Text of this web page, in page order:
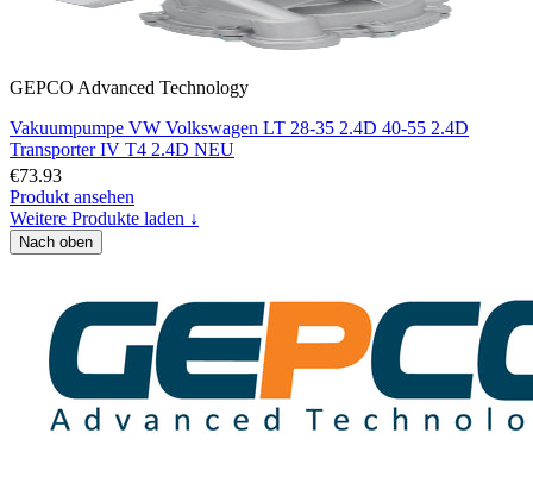
GEPCO Advanced Technology
Vakuumpumpe VW Volkswagen LT 28-35 2.4D 40-55 2.4D
Transporter IV T4 2.4D NEU
€73.93
Produkt ansehen
Weitere Produkte laden ↓
Nach oben